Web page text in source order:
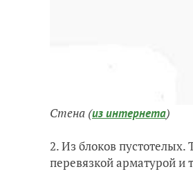
Стена (из интернета)
2. Из блоков
перевязкой арматурой и